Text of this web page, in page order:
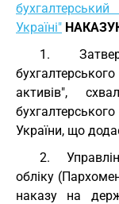
Україні"
1.
активів",
України, що
2.
обліку
наказу на